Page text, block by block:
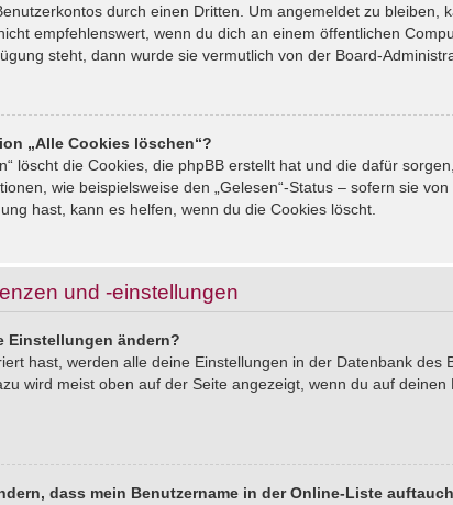
durch einen Dritten. Um angemeldet zu bleiben,
empfehlenswert, wenn du dich an einem öffentlichen
steht, dann wurde sie vermutlich von der Board-
„Alle Cookies löschen“?
löscht die Cookies, die phpBB erstellt hat und die dafür
wie beispielsweise den „Gelesen“-Status – sofern sie
hast, kann es helfen, wenn du die Cookies löscht.
und -einstellungen
Einstellungen ändern?
hast, werden alle deine Einstellungen in der Datenbank
wird meist oben auf der Seite angezeigt, wenn du auf
dass mein Benutzername in der Online-Liste